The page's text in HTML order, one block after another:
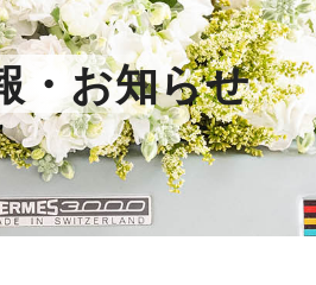
・お知らせ